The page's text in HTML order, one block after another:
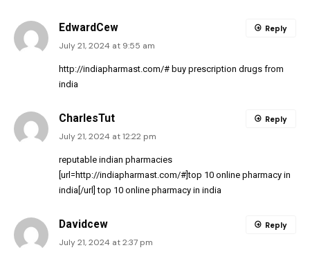
EdwardCew
July 21, 2024 at 9:55 am
http://indiapharmast.com/# buy prescription drugs from
india
Reply
CharlesTut
July 21, 2024 at 12:22 pm
reputable indian pharmacies
[url=http://indiapharmast.com/#]top 10 online pharmacy in
india[/url] top 10 online pharmacy in india
Reply
Davidcew
July 21, 2024 at 2:37 pm
Reply